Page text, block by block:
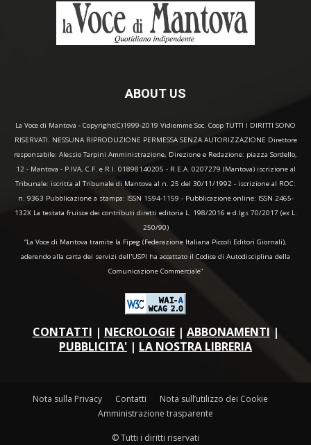
ABOUT US
La Voce di Mantova - Copyright(C)1999-2019 Vidiemme Soc. Coop TUTTI I DIRITTI SONO
RISERVATI. NESSUNA RIPRODUZIONE PERMESSA SENZA AUTORIZZAZIONE Direttore
responsabile: Alessio Tarpini Amministrazione, Direzione e Redazione: piazza Sordello,
12 - Mantova - P.IVA, C.F. e R.I. 01898140205 - R.E.A. 0207279 (Mantova) iscrizione al
Tribunale: iscritta al Tribunale di Mantova al n. 25 del 30/11/1992 - iscrizione al ROC:
n. 9363 Pubblicazione a stampa: ISSN 1594-1159 - Pubblicazione online: ISSN 2465-
132X La testata fruisce dei contributi diretti editoria L. 198/2016 e d.lgs 70/2017 (ex L.
250/90)
“La Voce di Mantova tramite la Fipeg (Federazione Italiana Piccoli Editori Giornali),
aderendo alla carta dei servizi dell'USPI ha accettato il Codice di Autodisciplina della
Comunicazione Commerciale"
CONTATTI | NECROLOGIE| ABBONAMENTI |
PUBBLICITA' | LA NOSTRA LIBRERIA
Nota sulla Privacy Contatti
Nota sull’utilizzo dei Cookie
Amministrazione trasparente
© Tutti i diritti riservati